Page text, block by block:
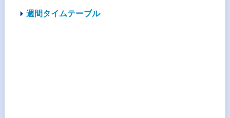
週間タイムテーブル